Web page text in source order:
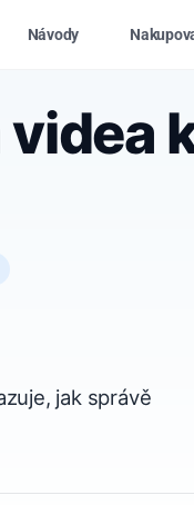
Návody
jak správě